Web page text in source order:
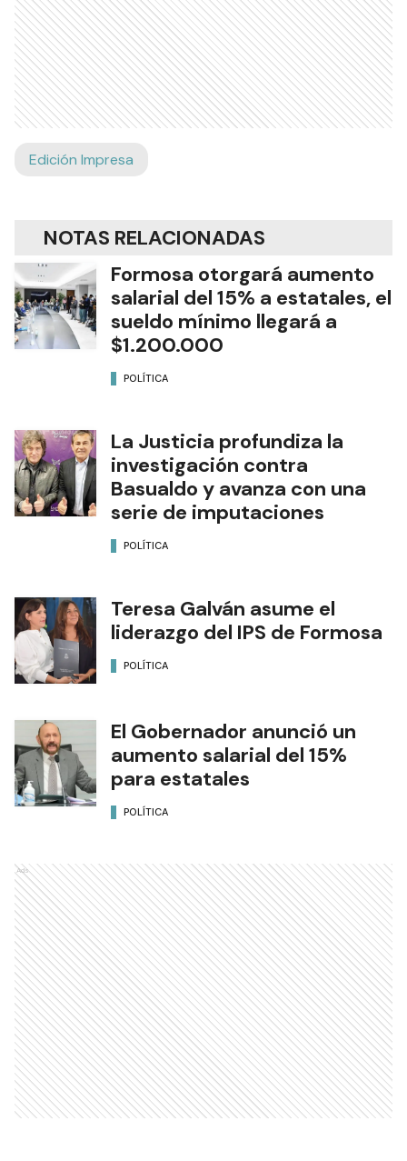
Edición Impresa
NOTAS RELACIONADAS
Formosa otorgará aumento
salarial del 15% a estatales, el
sueldo mínimo llegará a
$1.200.000
POLÍTICA
La Justicia profundiza la
investigación contra
Basualdo y avanza con una
serie de imputaciones
POLÍTICA
Teresa Galván asume el
liderazgo del IPS de Formosa
POLÍTICA
El Gobernador anunció un
aumento salarial del 15%
para estatales
POLÍTICA
Ads